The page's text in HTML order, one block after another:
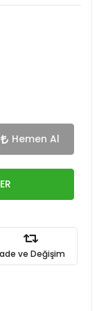
Hemen Al
ve Değişim